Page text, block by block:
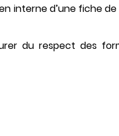
interne d’une fiche
du respect des